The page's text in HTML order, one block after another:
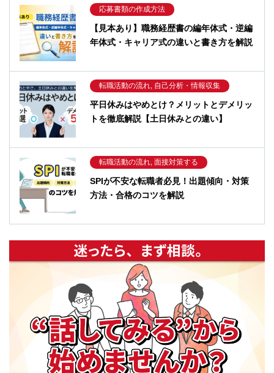
応募書類の作成方法
【見本あり】職務経歴書の編年体式・逆編
年体式・キャリア式の違いと書き方を解説
転職活動の流れ, 自己分析・情報収集
平日休みはやめとけ？メリットとデメリッ
トを徹底解説【土日休みとの違い】
転職活動の流れ, 面接対策する
SPIが不安な転職者必見！出題傾向・対策
方法・合格のコツを解説